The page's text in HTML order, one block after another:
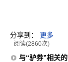
分享到： 更多
阅读(2860次)
与“驴券”相关